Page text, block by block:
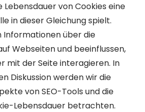
Lebensdauer von Cookies eine
in dieser Gleichung spielt.
Informationen über die
Webseiten und beeinflussen,
mit der Seite interagieren. In
Diskussion werden wir die
von SEO-Tools und die
Lebensdauer betrachten.